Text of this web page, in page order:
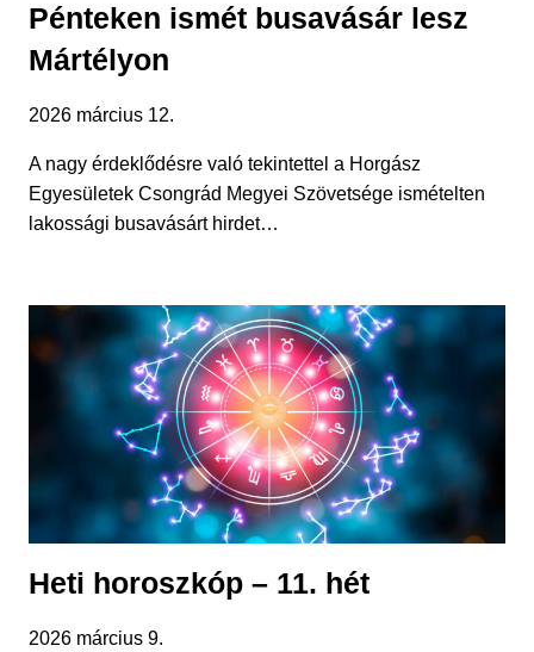
Pénteken ismét busavásár lesz
Mártélyon
2026 március 12.
A nagy érdeklődésre való tekintettel a Horgász
Egyesületek Csongrád Megyei Szövetsége ismételten
lakossági busavásárt hirdet…
Heti horoszkóp – 11. hét
2026 március 9.